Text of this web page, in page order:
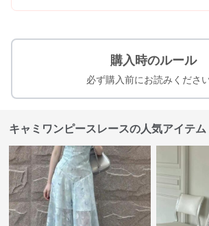
購入時のルール
必ず購入前にお読みください
キャミワンピースレースの人気アイテム